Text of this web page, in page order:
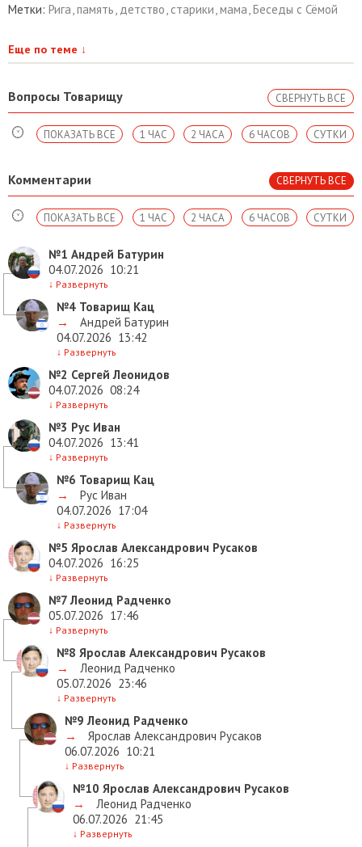
Метки: Рига память детство старики мама Беседы с Сёмой
Еще по теме ↓
Вопросы Товарищу СВЕРНУТЬ ВСЕ
СУТКИ
6 ЧАСОВ
2 ЧАСА
1 ЧАС
ПОКАЗАТЬ ВСЕ
Комментарии СВЕРНУТЬ ВСЕ
СУТКИ
6 ЧАСОВ
2 ЧАСА
1 ЧАС
ПОКАЗАТЬ ВСЕ
№1 Андрей Батурин
04.07.2026 10:21
↓ Развернуть
№4 Товарищ Кац
→
Андрей Батурин
04.07.2026 13:42
↓ Развернуть
№2 Сергей Леонидов
04.07.2026 08:24
↓ Развернуть
№3 Рус Иван
04.07.2026 13:41
↓ Развернуть
№6 Товарищ Кац
→
Рус Иван
04.07.2026 17:04
↓ Развернуть
№5 Ярослав Александрович Русаков
04.07.2026 16:25
↓ Развернуть
№7Леонид Радченко
05.07.2026 17:46
↓ Развернуть
№8 Ярослав Александрович Русаков
→
Леонид Радченко
05.07.2026 23:46
↓ Развернуть
№9 Леонид Радченко
→
Ярослав Александрович Русаков
06.07.2026 10:21
↓ Развернуть
№10 Ярослав Александрович Русаков
→
Леонид Радченко
06.07.2026 21:45
↓ Развернуть